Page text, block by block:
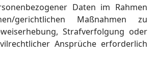
Daten im Rahmen
gerichtlichen Maßnahmen zu
Strafverfolgung oder
Ansprüche erforderlich